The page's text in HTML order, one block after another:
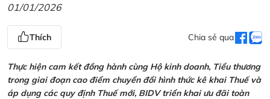
01/01/2026
Thích Chia sẻ qua
Thực hiện cam kết đồng hành cùng Hộ kinh doanh, Tiểu thương
trong giai đoạn cao điểm chuyển đổi hình thức kê khai Thuế và
áp dụng các quy định Thuế mới, BIDV triển khai ưu đãi toàn